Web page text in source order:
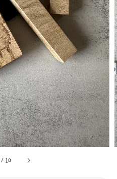
/ 10